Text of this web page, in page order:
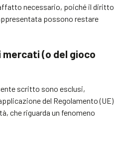
necessario, poiché il diritto
possono restare
mercati (o del gioco
scritto sono esclusi,
del Regolamento (UE)
che riguarda un fenomeno